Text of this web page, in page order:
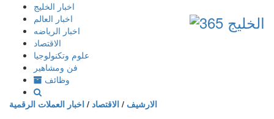
إذهب
المحتوى
اخبار الخليج
اخبار العالم
اخبار الرياضه
الاقتصاد
علوم وتكنولوجيا
فن ومشاهير
وظائف
الارشيف / الاقتصاد / اخبار العملات الرقمية